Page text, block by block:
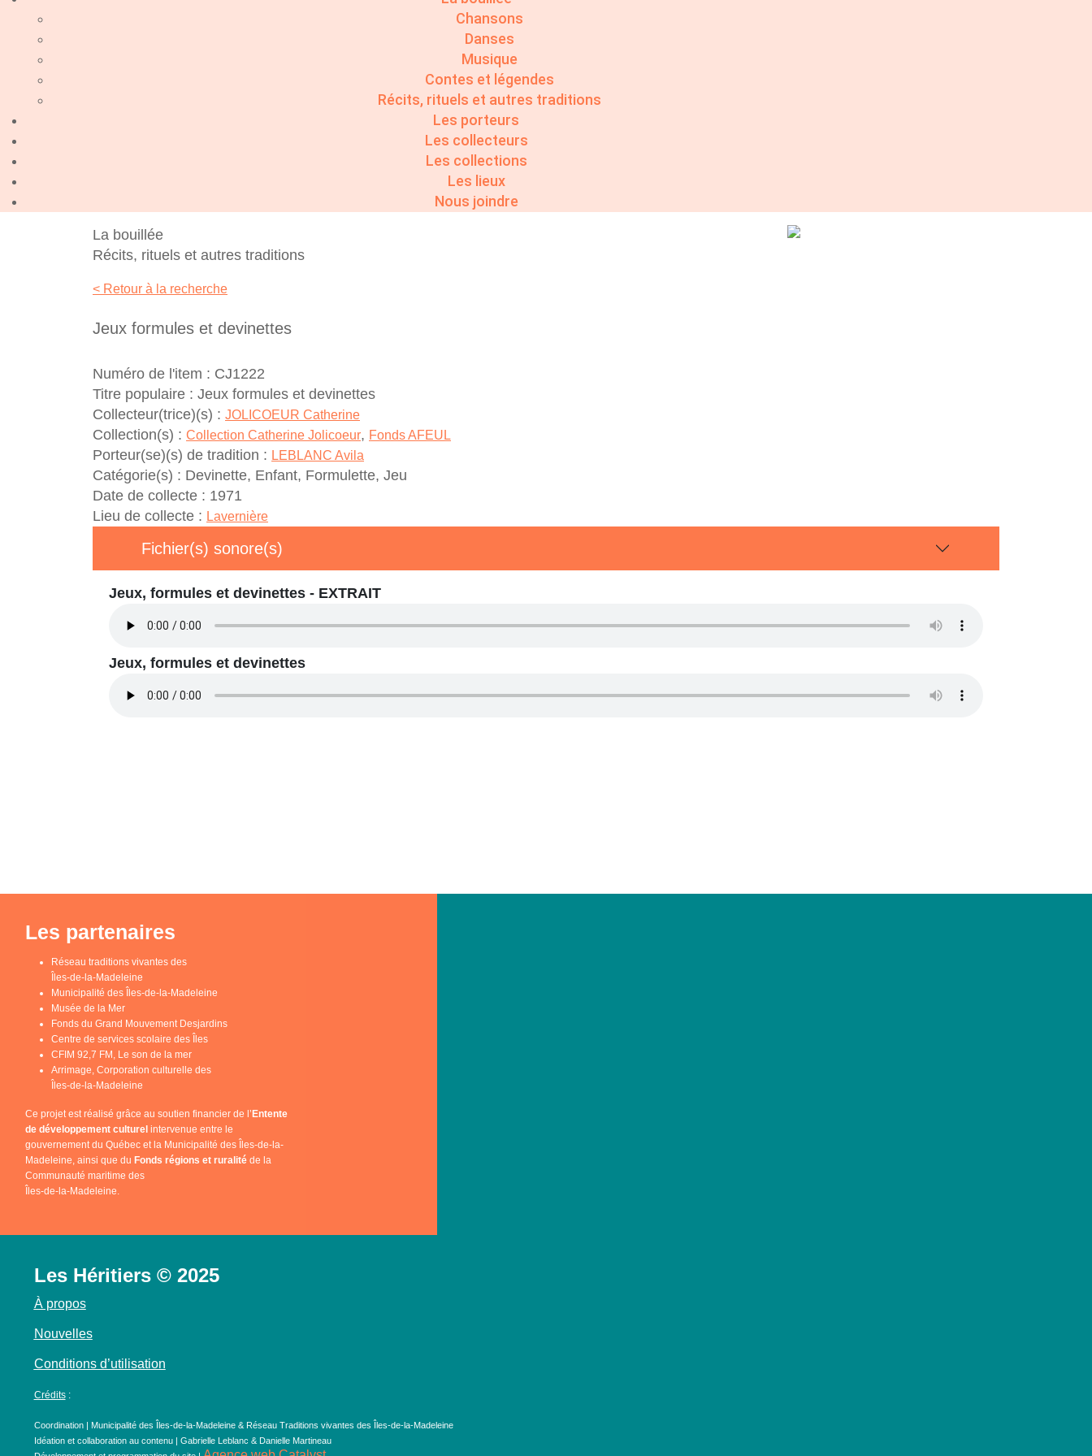
Chansons
Danses
Musique
Contes et légendes
Récits, rituels et autres traditions
Les porteurs
Les collecteurs
Les collections
Les lieux
Nous joindre
La bouillée
Récits, rituels et autres traditions
< Retour à la recherche
Jeux formules et devinettes
Numéro de l'item : CJ1222
Titre populaire : Jeux formules et devinettes
Collecteur(trice)(s) : JOLICOEUR Catherine
Collection(s) : Collection Catherine Jolicoeur, Fonds AFEUL
Porteur(se)(s) de tradition : LEBLANC Avila
Catégorie(s) : Devinette, Enfant, Formulette, Jeu
Date de collecte : 1971
Lieu de collecte : Lavernière
Fichier(s) sonore(s)
Jeux, formules et devinettes - EXTRAIT
Jeux, formules et devinettes
Les partenaires
Réseau traditions vivantes des
Îles-de-la-Madeleine
Municipalité des Îles-de-la-Madeleine
Musée de la Mer
Fonds du Grand Mouvement Desjardins
Centre de services scolaire des Îles
CFIM 92,7 FM, Le son de la mer
Arrimage, Corporation culturelle des
Îles-de-la-Madeleine
Ce projet est réalisé grâce au soutien financier de l’Entente
de développement culturel intervenue entre le
gouvernement du Québec et la Municipalité des Îles-de-la-
Madeleine, ainsi que du Fonds régions et ruralité de la
Communauté maritime des
Îles-de-la-Madeleine.
Les Héritiers © 2025
À propos
Nouvelles
Conditions d’utilisation
Crédits:
Coordination | Municipalité des Îles-de-la-Madeleine & Réseau Traditions vivantes des Îles-de-la-Madeleine
Idéation et collaboration au contenu | Gabrielle Leblanc & Danielle Martineau